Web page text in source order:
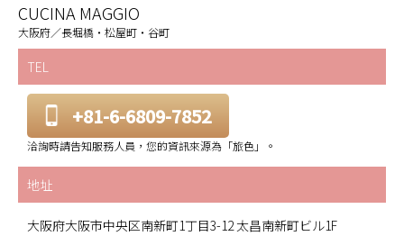
CUCINA MAGGIO
大阪府／長堀橋・松屋町・谷町
TEL
+81-6-6809-7852
洽詢時請告知服務人員，您的資訊來源為「旅色」。
地址
大阪府大阪市中央区南新町1丁目3-12 太昌南新町ビル1F